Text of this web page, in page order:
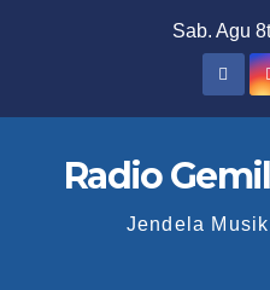
Sab. Agu
Radio
Jendela